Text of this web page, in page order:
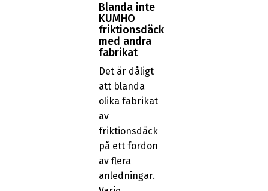
Blanda inte
KUMHO
friktionsdäck
med andra
fabrikat
Det är dåligt
att blanda
olika fabrikat
av
friktionsdäck
på ett fordon
av flera
anledningar.